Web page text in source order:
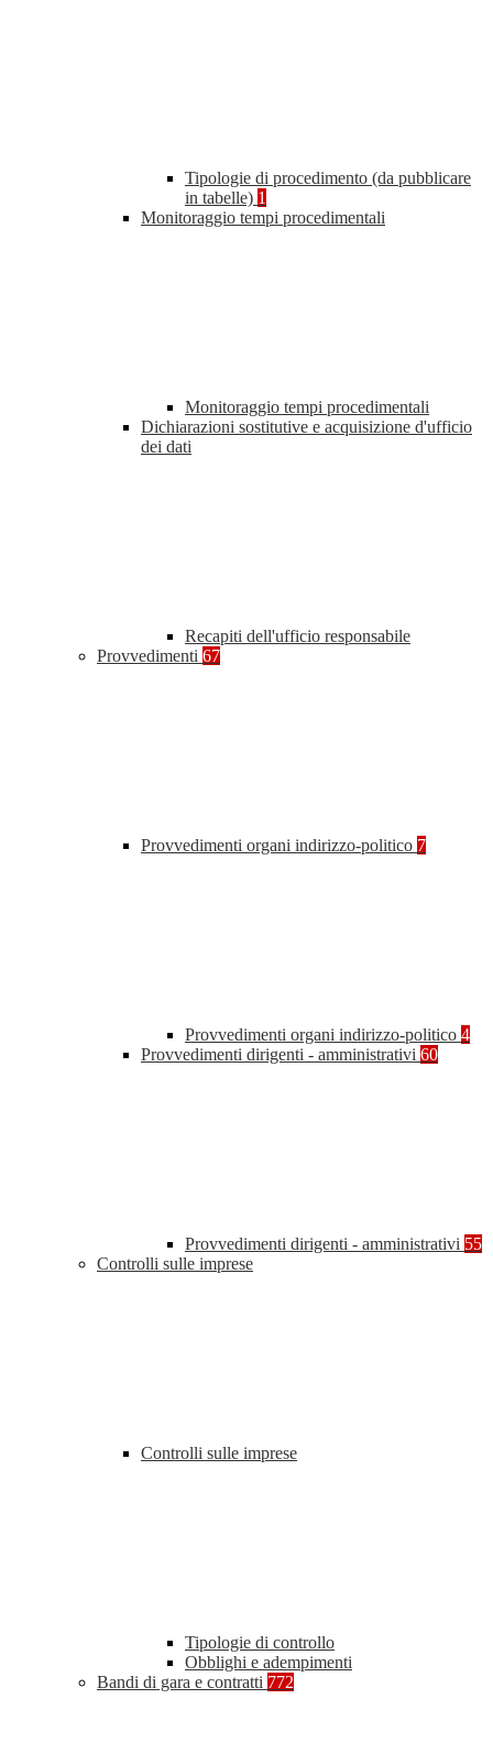
Tipologie di procedimento (da pubblicare
in tabelle) 1
Monitoraggio tempi procedimentali
Monitoraggio tempi procedimentali
Dichiarazioni sostitutive e acquisizione d'ufficio
dei dati
Recapiti dell'ufficio responsabile
Provvedimenti 67
Provvedimenti organi indirizzo-politico 7
Provvedimenti organi indirizzo-politico 4
Provvedimenti dirigenti - amministrativi 60
Provvedimenti dirigenti - amministrativi 55
Controlli sulle imprese
Controlli sulle imprese
Tipologie di controllo
Obblighi e adempimenti
Bandi di gara e contratti 772